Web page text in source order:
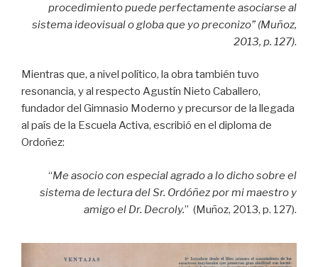
procedimiento puede perfectamente asociarse al
sistema ideovisual o globa que yo preconizo” (Muñoz,
2013, p. 127).
Mientras que, a nivel político, la obra también tuvo
resonancia, y al respecto Agustín Nieto Caballero,
fundador del Gimnasio Moderno y precursor de la llegada
al país de la Escuela Activa, escribió en el diploma de
Ordoñez:
“Me asocio con especial agrado a lo dicho sobre el
sistema de lectura del Sr. Ordóñez por mi maestro y
amigo el Dr. Decroly.” (Muñoz, 2013, p. 127).